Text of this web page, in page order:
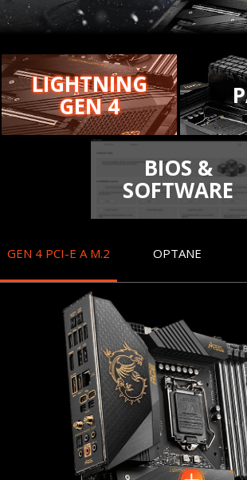
LIGHTNING
GEN 4
BIOS &
SOFTWARE
GEN 4 PCI-E A M.2 OPTANE